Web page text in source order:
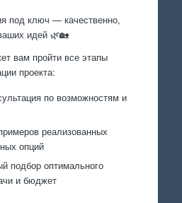
под ключ — качественно,
идей 🌿🏡
вам пройти все этапы
проекта:
по возможностям и
реализованных
опций
подбор оптимального
и бюджет